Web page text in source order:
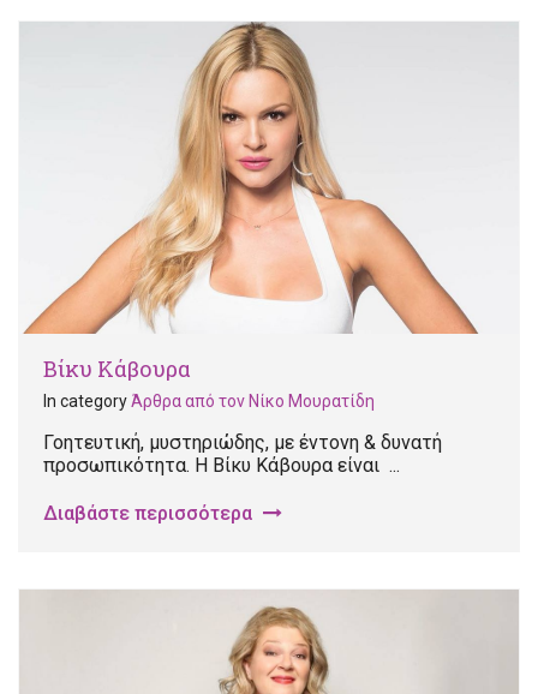
Βίκυ Κάβουρα
In categoryΆρθρα από τον Νίκο Μουρατίδη
Γοητευτική, μυστηριώδης, με έντονη & δυνατή
προσωπικότητα. Η Βίκυ Κάβουρα είναι ...
Διαβάστε περισσότερα